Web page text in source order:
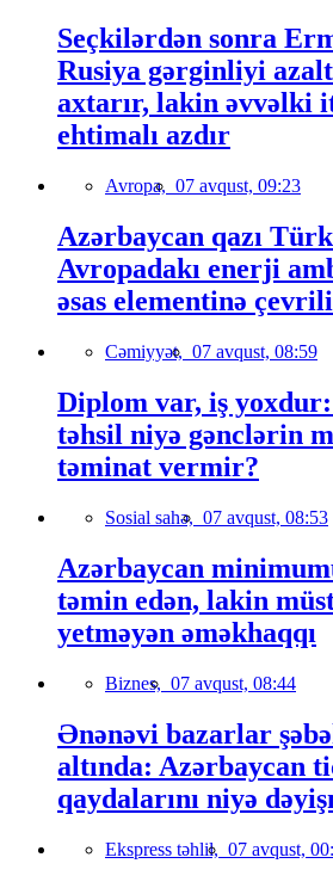
Seçkilərdən sonra
Rusiya gərginliyi
axtarır, lakin əvvəlki
ehtimalı azdır
Avropa, 07 avqust, 09:23
Azərbaycan qazı
Avropadakı enerji
əsas elementinə
Cəmiyyət, 07 avqust, 08:59
Diplom var, iş
təhsil niyə gənclərin
təminat vermir?
Sosial sahə, 07 avqust, 08:53
Azərbaycan
təmin edən, lakin
yetməyən əməkhaqqı
Biznes, 07 avqust, 08:44
Ənənəvi bazarlar
altında: Azərbaycan
qaydalarını niyə
Ekspress təhlil, 07 avqust,